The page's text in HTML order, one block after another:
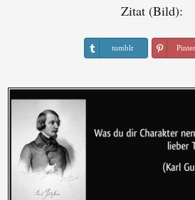
Zitat (Bild):
tumblr